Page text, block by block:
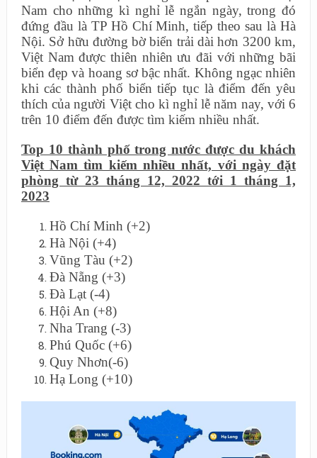
Nam cho những kì nghỉ lễ ngắn ngày, trong đó
đứng đầu là TP Hồ Chí Minh, tiếp theo sau là Hà
Nội. Sở hữu đường bờ biển trải dài hơn 3200 km,
Việt Nam được thiên nhiên ưu đãi với những bãi
biển đẹp và hoang sơ bậc nhất. Không ngạc nhiên
khi các thành phố biển tiếp tục là điểm đến yêu
thích của người Việt cho kì nghỉ lễ năm nay, với 6
trên 10 điểm đến được tìm kiếm nhiều nhất.
Top 10 thành phố trong nước được du khách
Việt Nam tìm kiếm nhiều nhất, với ngày đặt
phòng từ 23 tháng 12, 2022 tới 1 tháng 1,
2023
Hồ Chí Minh (+2)
Hà Nội (+4)
Vũng Tàu (+2)
Đà Nẵng (+3)
Đà Lạt (-4)
Hội An (+8)
Nha Trang (-3)
Phú Quốc (+6)
Quy Nhơn(-6)
Hạ Long (+10)